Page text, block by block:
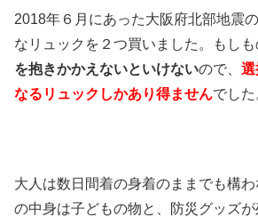
2018年６月にあった大阪府北部地震
なリュックを２つ買いました。もしも
を抱きかかえないといけないので、 選
なるリュックしかあり得ませんでした
大人は数日間着の身着のままでも構
の中身は子どもの物と、防災グッズ